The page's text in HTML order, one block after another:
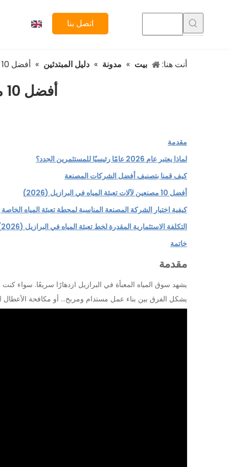
اتصل بنا
أنت هنا: بيت » مدونة » دليل المبتدئين » أفضل 10 مصنعين لآلات تعبئة المياه في البرازيل: دليل 2026
أفضل 10 مصنعين لآلات تعبئة المياه في البرازيل: دليل 2026
مقدمة
لماذا يعتبر عام 2026 عامًا رئيسيًا للمستثمرين الجدد؟
كيف قمنا بتصنيف أفضل الشركات المصنعة
أفضل 10 مصنعين لآلات تعبئة المياه في البرازيل (2026)
كيفية اختيار الشركة المصنعة المناسبة لمحطة تعبئة المياه
التكلفة الاستثمارية المقدرة لخط تعبئة المياه في البرازيل (2026)
خاتمة
مقدمة
يشهد سوق المياه المعبأة في البرازيل ازدهارًا سريعًا. سواء
يشكل الفرق بين بناء عمل مستدام ومربح... أو مكافحة الأعطال